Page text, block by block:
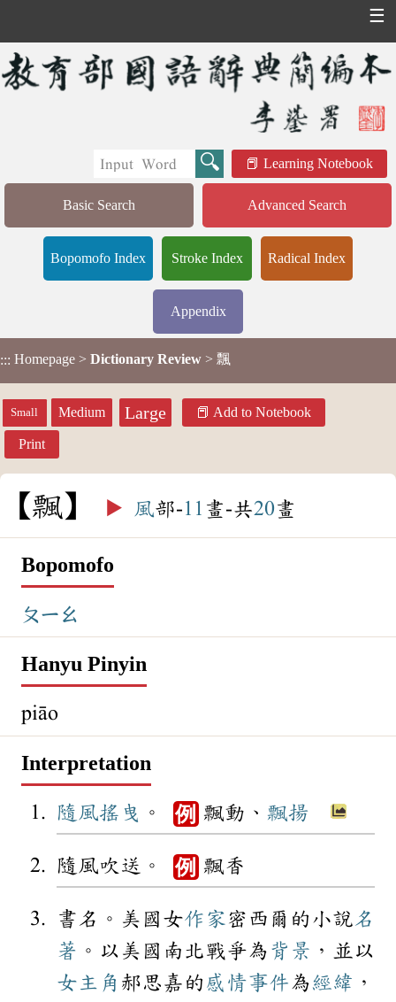
☰
Learning Notebook
Basic Search Advanced Search
Bopomofo Index Stroke Index Radical Index
Appendix
::: Homepage > Dictionary Review > 飄
Small Medium Large Add to Notebook
Print
飄 ▶️ 風部-11 畫-共20畫
Bopomofo
ㄆㄧㄠ
Hanyu Pinyin
piāo
Interpretation
隨風搖曳 。 例 飄動、 飄揚
隨風吹送。 例 飄香
書名。美國女作家密西爾的小說名
著 。以美國南北戰爭為 背景 ，並以
女主角 郝思嘉的 感情事件為經緯 ，